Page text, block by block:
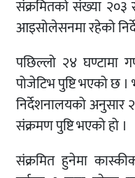
संक्रमितको संख्या २०३
आइसोलेसनमा रहेको
पछिल्लो २४ घण्टामा
पोजेटिभ पुष्टि भएको छ
निर्देशनालयको अनुसार
संक्रमण पुष्टि भएको हो ।
संक्रमित हुनेमा